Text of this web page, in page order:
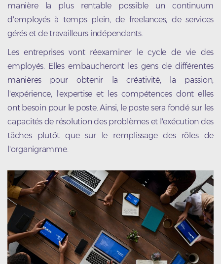
manière la plus rentable possible un continuum
d'employés à temps plein, de freelances, de services
gérés et de travailleurs indépendants.
Les entreprises vont réexaminer le cycle de vie des
employés. Elles embaucheront les gens de différentes
manières pour obtenir la créativité, la passion,
l'expérience, l'expertise et les compétences dont elles
ont besoin pour le poste. Ainsi, le poste sera fondé sur les
capacités de résolution des problèmes et l'exécution des
tâches plutôt que sur le remplissage des rôles de
l'organigramme.